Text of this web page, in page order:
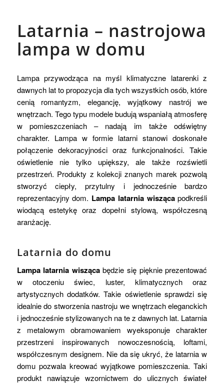
Latarnia – nastrojowa
lampa w domu
Lampa przywodząca na myśl klimatyczne latarenki z
dawnych lat to propozycja dla tych wszystkich osób, które
cenią romantyzm, elegancję, wyjątkowy nastrój we
wnętrzach. Tego typu modele budują wspaniałą atmosferę
w pomieszczeniach – nadają im także odświętny
charakter. Lampa w formie latarni stanowi doskonałe
połączenie dekoracyjności oraz funkcjonalności. Takie
oświetlenie nie tylko upiększy, ale także rozświetli
przestrzeń. Produkty z kolekcji znanych marek pozwolą
stworzyć ciepły, przytulny i jednocześnie bardzo
reprezentacyjny dom. Lampa latarnia wiszącapodkreśli
wiodącą estetykę oraz dopełni stylową, współczesną
aranżację.
Latarnia do domu
Lampa latarnia wiszącabędzie się pięknie prezentować
w otoczeniu świec, luster, klimatycznych oraz
artystycznych dodatków. Takie oświetlenie sprawdzi się
idealnie do stworzenia nastroju we wnętrzach eleganckich
i jednocześnie stylizowanych na te z dawnych lat. Latarnia
z metalowym obramowaniem wyeksponuje charakter
przestrzeni inspirowanych nowoczesnością, loftami,
współczesnym designem. Nie da się ukryć, że latarnia w
domu pozwala kreować wyjątkowe pomieszczenia. Taki
produkt nawiązuje wzornictwem do ulicznych świateł